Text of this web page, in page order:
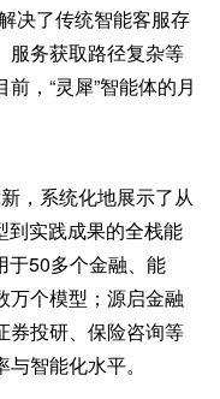
决了传统智能客服存
服务获取路径复杂等
，“灵犀”智能体的月
，系统化地展示了从
到实践成果的全栈能
于50多个金融、能
万个模型；源启金融
券投研、保险咨询等
智能化水平。